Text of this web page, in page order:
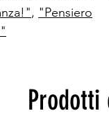
, "Pensiero